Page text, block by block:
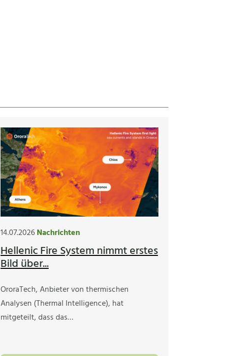
14.07.2026Nachrichten
Hellenic Fire System nimmt erstes
Bild über...
OroraTech, Anbieter von thermischen
Analysen (Thermal Intelligence), hat
mitgeteilt, dass das…